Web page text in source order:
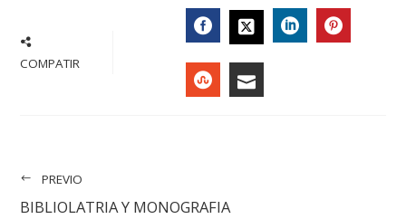
COMPATIR FACEBOOK
TWITTER
PREVIO
BIBLIOLATRIA Y MONOGRAFIA